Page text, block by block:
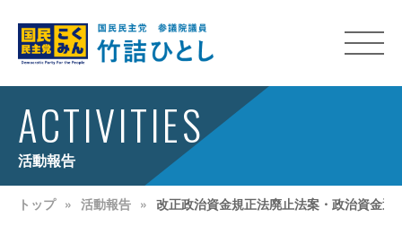
ACTIVITIES
活動報告
トップ 活動報告 改正政治資金規正法廃止法案・政治資金